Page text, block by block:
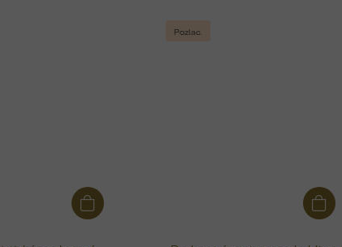
Pozlac.